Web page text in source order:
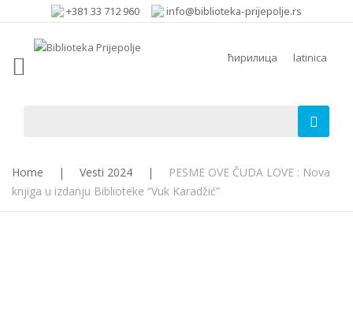
+381 33 712 960 info@biblioteka-prijepolje.rs
ћирилица latinica
Home | Vesti 2024 |
PESME OVE ČUDA LOVE : Nova
knjiga u izdanju Biblioteke “Vuk Karadžić”